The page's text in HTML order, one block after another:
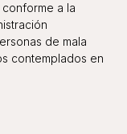
a la
de mala
contemplados en